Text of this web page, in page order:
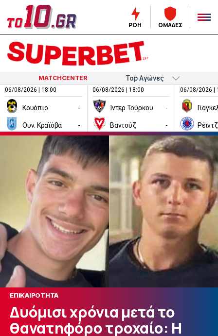
ΡΟΗ ΟΜΑΔΕΣ
MATCHCENTER
06/08/2026 | 18:00
Κουόπιο -
Ουν. Κραϊόβα -
06/08/2026 | 18:00
Ίντερ Τούρκου -
Βαντούζ -
06/08/2026 |
ΕΠΙΚΑΙΡΟΤΗΤΑ
Δυόμισι χρόνια μετά το
θανατηφόρο τροχαίο: H